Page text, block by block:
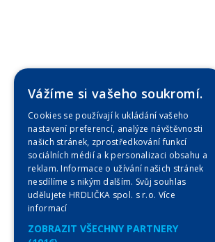
Vážíme si vašeho soukromí.
Cookies se používají k ukládání vašeho
nastavení preferencí, analýze návštěvnosti
našich stránek, zprostředkování funkcí
sociálních médií a k personalizaci obsahu a
reklam. Informace o užívání našich stránek
nesdílíme s nikým dalším. Svůj souhlas
udělujete HRDLIČKA spol. s r.o. Více
informací
ZOBRAZIT VŠECHNY PARTNERY